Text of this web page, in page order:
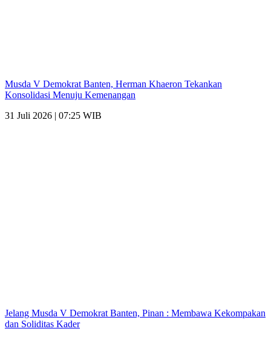
Musda V Demokrat Banten, Herman Khaeron Tekankan
Konsolidasi Menuju Kemenangan
31 Juli 2026 | 07:25 WIB
Jelang Musda V Demokrat Banten, Pinan : Membawa Kekompakan
dan Soliditas Kader